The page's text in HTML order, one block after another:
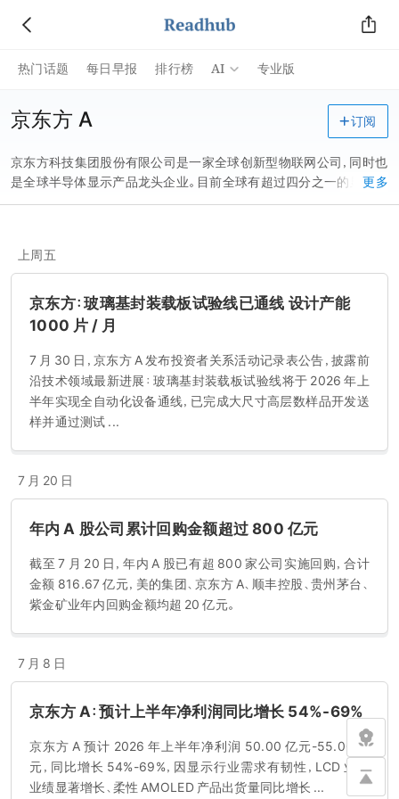
热门话题 每日早报 排行榜 AI 专业版
京东方 A
京东方科技集团股份有限公司是一家全球创新型物联网公司，同时也
是全球半导体显示产品龙头企业。目前全球有超过四分之一的显示屏
来自 BOE（京东方），并为智慧零售、智慧金融、数字艺术、商务办公、
更多
订阅
上周五
京东方：玻璃基封装载板试验线已通线 设计产能
1000 片 / 月
7 月 30 日，京东方 A 发布投资者关系活动记录表公告，披露前
沿技术领域最新进展：玻璃基封装载板试验线将于 2026 年上
半年实现全自动化设备通线，已完成大尺寸高层数样品开发送
样并通过测试 ...
7 月 20 日
年内 A 股公司累计回购金额超过 800 亿元
截至 7 月 20 日，年内 A 股已有超 800 家公司实施回购，合计
金额 816.67 亿元，美的集团、京东方 A、顺丰控股、贵州茅台、
紫金矿业年内回购金额均超 20 亿元。
7 月 8 日
京东方 A：预计上半年净利润同比增长 54%-69%
京东方 A 预计 2026 年上半年净利润 50.00 亿元-55.00 亿
元，同比增长 54%-69%，因显示行业需求有韧性，LCD 业务
业绩显著增长、柔性 AMOLED 产品出货量同比增长 ...